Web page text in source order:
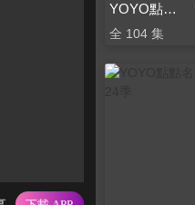
YOYO點點名 第十五季
全 104 集